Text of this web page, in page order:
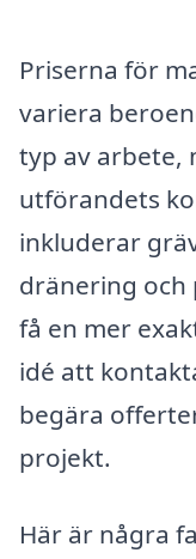
Priserna för
variera
typ av arbete,
utförandets
inkluderar
dränering och
få en mer
idé att
begära
projekt.
Här är några